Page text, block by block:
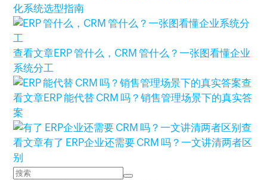
化系统选型指南
查看文章ERP 管什么，CRM 管什么？一张图看懂企业
系统分工
查
看文章ERP 能代替 CRM 吗？销售管理场景下的真实答
案
查
看文章有了 ERP企业还需要 CRM 吗？一文讲清两者区
别